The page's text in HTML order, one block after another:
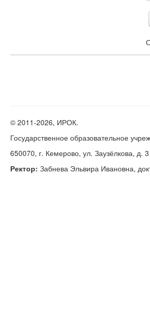
© 2011-2026, ИРОК.
Государственное образовательное
650070, г. Кемерово, ул. Заузёлкова, д. 3
Ректор: Забнева Эльвира Ивановна,